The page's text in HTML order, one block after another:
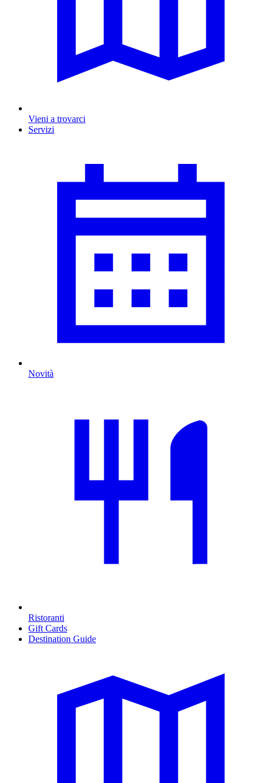
Vieni a trovarci
Servizi
Novità
Ristoranti
Gift Cards
Destination Guide